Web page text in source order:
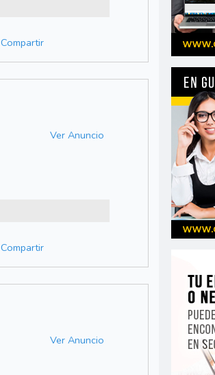
Compartir
Ver Anuncio
Compartir
Ver Anuncio